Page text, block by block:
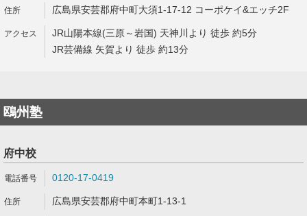
広島県安芸郡府中町大須1-17-12 コーポケイ&エッチ2F
JR山陽本線(三原～岩国) 天神川より 徒歩 約5分
JR芸備線 矢賀より 徒歩 約13分
鴎州塾
府中校
0120-17-0419
広島県安芸郡府中町本町1-13-1